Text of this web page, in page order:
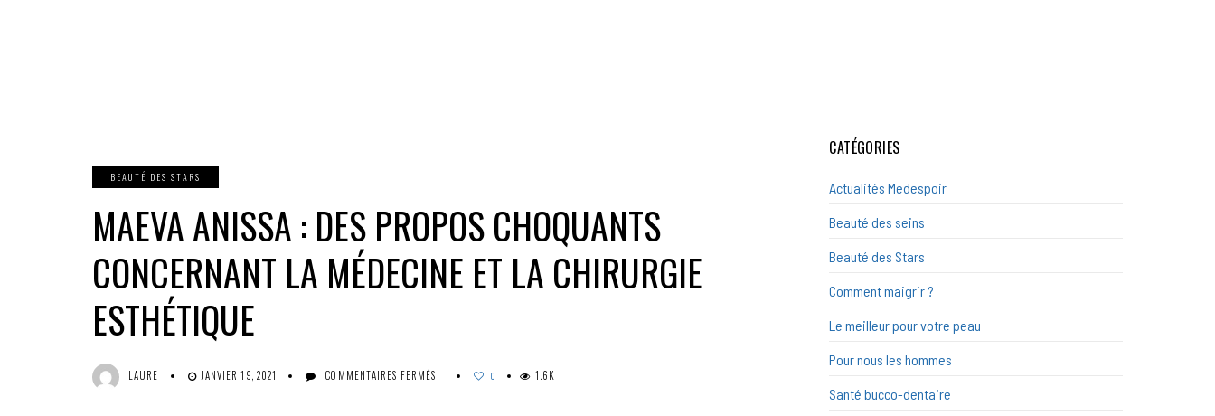
BEAUTÉ DES STARS
MAEVA ANISSA : DES PROPOS CHOQUANTS
CONCERNANT LA MÉDECINE ET LA CHIRURGIE
ESTHÉTIQUE
LAURE JANVIER 19, 2021 COMMENTAIRES FERMÉS 0 1.6K
CATÉGORIES
Actualités Medespoir
Beauté des seins
Beauté des Stars
Comment maigrir ?
Le meilleur pour votre peau
Pour nous les hommes
Santé bucco-dentaire